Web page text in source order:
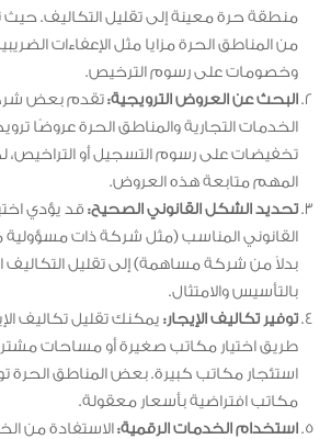
منطقة حرة معينة إلى تقليل التكاليف. حيث
من المناطق الحرة مزايا مثل الإعفاءات
وخصومات على رسوم الترخيص.
البحث عن العروض الترويجية:تقدم بعض
الخدمات التجارية والمناطق الحرة عروضًا
تخفيضات على رسوم التسجيل أو التراخيص،
المهم متابعة هذه العروض.
تحديد الشكل القانوني الصحيح:قد يؤدي
القانوني المناسب (مثل شركة ذات
بدلاً من شركة مساهمة) إلى تقليل التكاليف
بالتأسيس والامتثال.
توفير تكاليف الإيجار: يمكنك تقليل تكاليف
طريق اختيار مكاتب صغيرة أو مساحات
استئجار مكاتب كبيرة. بعض المناطق الحرة
مكاتب افتراضية بأسعار معقولة.
استخدام الخدمات الرقمية: الاستفادة من